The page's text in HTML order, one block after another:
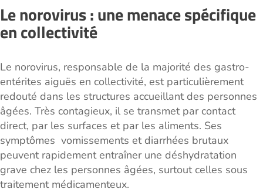
Le norovirus : une menace spécifique
en collectivité
Le norovirus, responsable de la majorité des gastro-
entérites aiguës en collectivité, est particulièrement
redouté dans les structures accueillant des personnes
âgées. Très contagieux, il se transmet par contact
direct, par les surfaces et par les aliments. Ses
symptômes vomissements et diarrhées brutaux
peuvent rapidement entraîner une déshydratation
grave chez les personnes âgées, surtout celles sous
traitement médicamenteux.